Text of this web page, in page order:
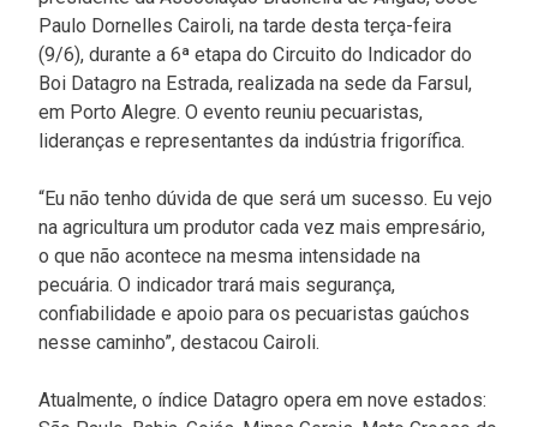
Paulo Dornelles Cairoli, na tarde desta terça-feira
(9/6), durante a 6ª etapa do Circuito do Indicador do
Boi Datagro na Estrada, realizada na sede da Farsul,
em Porto Alegre. O evento reuniu pecuaristas,
lideranças e representantes da indústria frigorífica.
“Eu não tenho dúvida de que será um sucesso. Eu vejo
na agricultura um produtor cada vez mais empresário,
o que não acontece na mesma intensidade na
pecuária. O indicador trará mais segurança,
confiabilidade e apoio para os pecuaristas gaúchos
nesse caminho”, destacou Cairoli.
Atualmente, o índice Datagro opera em nove estados: